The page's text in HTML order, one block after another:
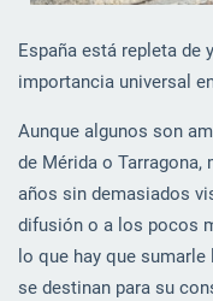
España está repleta
importancia universal
Aunque algunos son
de Mérida o
años sin demasiados
difusión o a los pocos
lo que hay que
se destinan para su